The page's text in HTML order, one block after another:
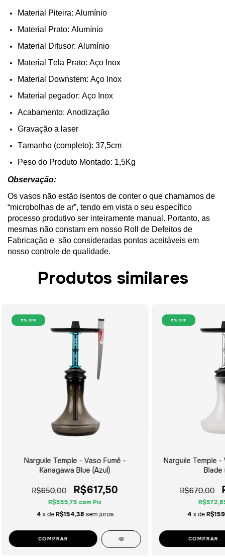
Material Piteira: Alumínio
Material Prato: Alumínio
Material Difusor: Alumínio
Material Tela Prato: Aço Inox
Material
Downstem: Aço Inox
Material pegador: Aço Inox
Acabamento: Anodização
Gravação a laser
Tamanho (completo): 37,5cm
Peso do Produto Montado: 1,5Kg
Observação:
Os vasos não estão isentos de conter o que chamamos de
“microbolhas de ar”, tendo em vista o seu específico
processo produtivo ser inteiramente manual. Portanto, as
mesmas não constam em nosso Roll
de Defeitos de
Fabricação e são consideradas pontos aceitáveis em
nosso controle de qualidade.
Produtos similares
5% OFF
Narguile Temple - Vaso Fumê -
Kanagawa Blue (Azul)
R$650,00 R$617,50
R$555,75 comPix
4 x deR$154,38 sem juros
COMPRAR
5% OFF
Narguile Temple
Blade
R$670,00
4 x de
COMPRAR